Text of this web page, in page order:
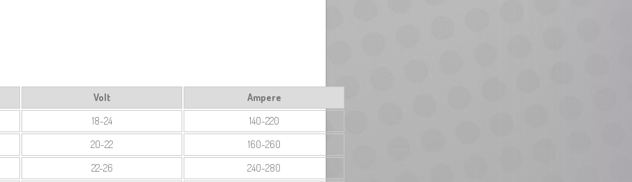
Volt
Ampere
18-24
140-220
20-22
160-260
22-26
240-280